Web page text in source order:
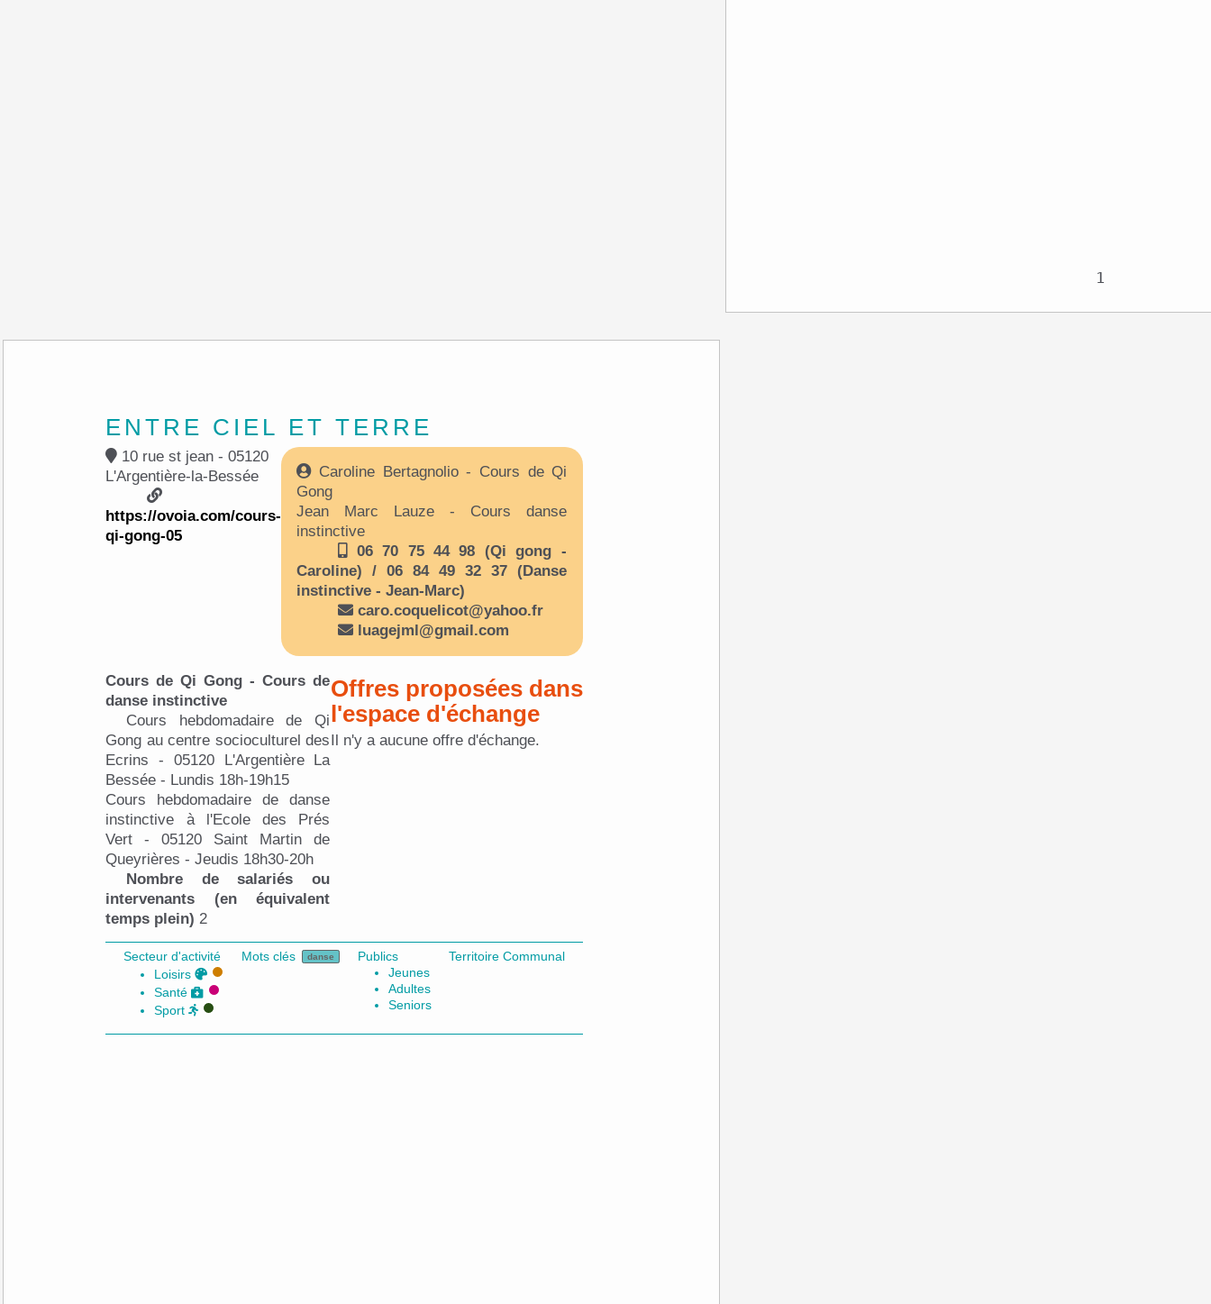
ENTRE CIEL ET TERRE
10 rue st jean - 05120
L'Argentière-la-Bessée
https://ovoia.com/cours-
qi-gong-05
Caroline Bertagnolio - Cours de Qi
Gong
Jean Marc Lauze - Cours danse
instinctive
06 70 75 44 98 (Qi gong -
Caroline) / 06 84 49 32 37 (Danse
instinctive - Jean-Marc)
caro.coquelicot@yahoo.fr
luagejml@gmail.com
Cours de Qi Gong - Cours de
danse instinctive
Cours hebdomadaire de Qi
Gong au centre socioculturel des
Ecrins - 05120 L'Argentière La
Bessée - Lundis 18h-19h15
Cours hebdomadaire de danse
instinctive à l'Ecole des Prés
Vert - 05120 Saint Martin de
Queyrières - Jeudis 18h30-20h
Nombre de salariés ou
intervenants (en équivalent
temps plein) 2
Offres proposées dans
l'espace d'échange
Il n'y a aucune offre d'échange.
Secteur d'activité
Loisirs
Santé
Sport
Mots clés danse
Publics
Jeunes
Adultes
Seniors
Territoire Communal